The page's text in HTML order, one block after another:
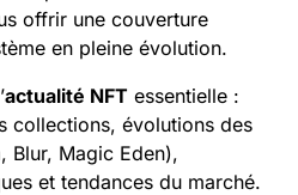
offrir une couverture
en pleine évolution.
actualité NFT essentielle :
collections, évolutions des
Blur, Magic Eden),
et tendances du marché.